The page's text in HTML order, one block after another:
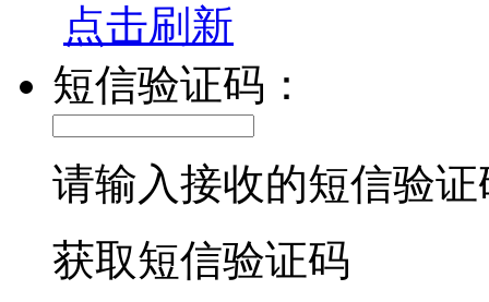
点击刷新
短信验证码：
请输入接收的短信验证
获取短信验证码